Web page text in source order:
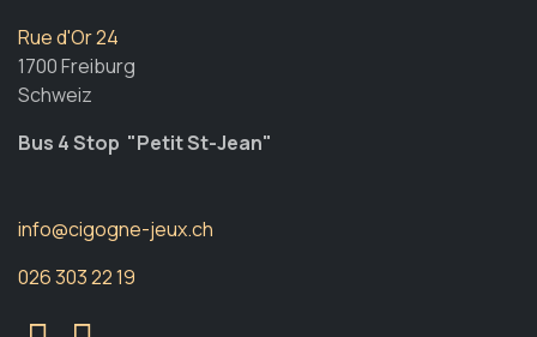
Rue d'Or 24
1700 Freiburg
Schweiz
Bus 4 Stop "Petit St-Jean"
info@cigogne-jeux.ch
026 303 22 19